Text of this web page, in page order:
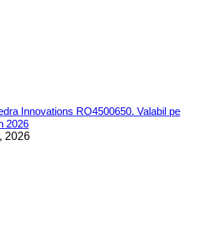
Innovations RO4500650. Valabil pe
2026
2026